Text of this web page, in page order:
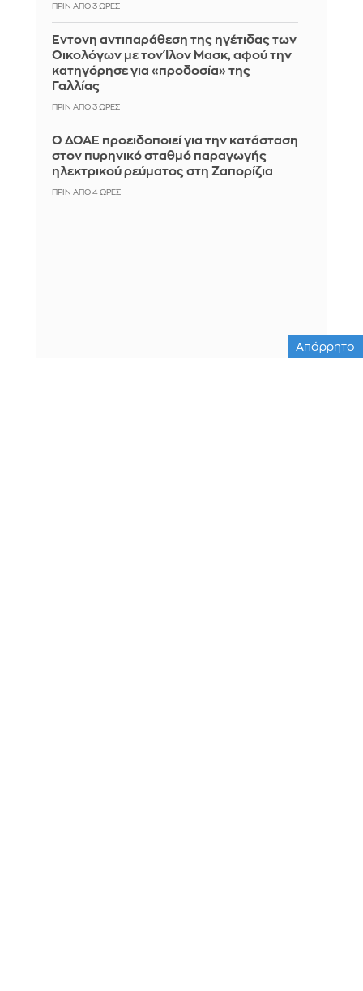
ΠΡΙΝ ΑΠΌ 3 ΏΡΕΣ
Έντονη αντιπαράθεση της ηγέτιδας των
Οικολόγων με τον Ίλον Μασκ, αφού την
κατηγόρησε για «προδοσία» της
Γαλλίας
ΠΡΙΝ ΑΠΌ 3 ΏΡΕΣ
Ο ΔΟΑΕ προειδοποιεί για την κατάσταση
στον πυρηνικό σταθμό παραγωγής
ηλεκτρικού ρεύματος στη Ζαπορίζια
ΠΡΙΝ ΑΠΌ 4 ΏΡΕΣ
Απόρρητο